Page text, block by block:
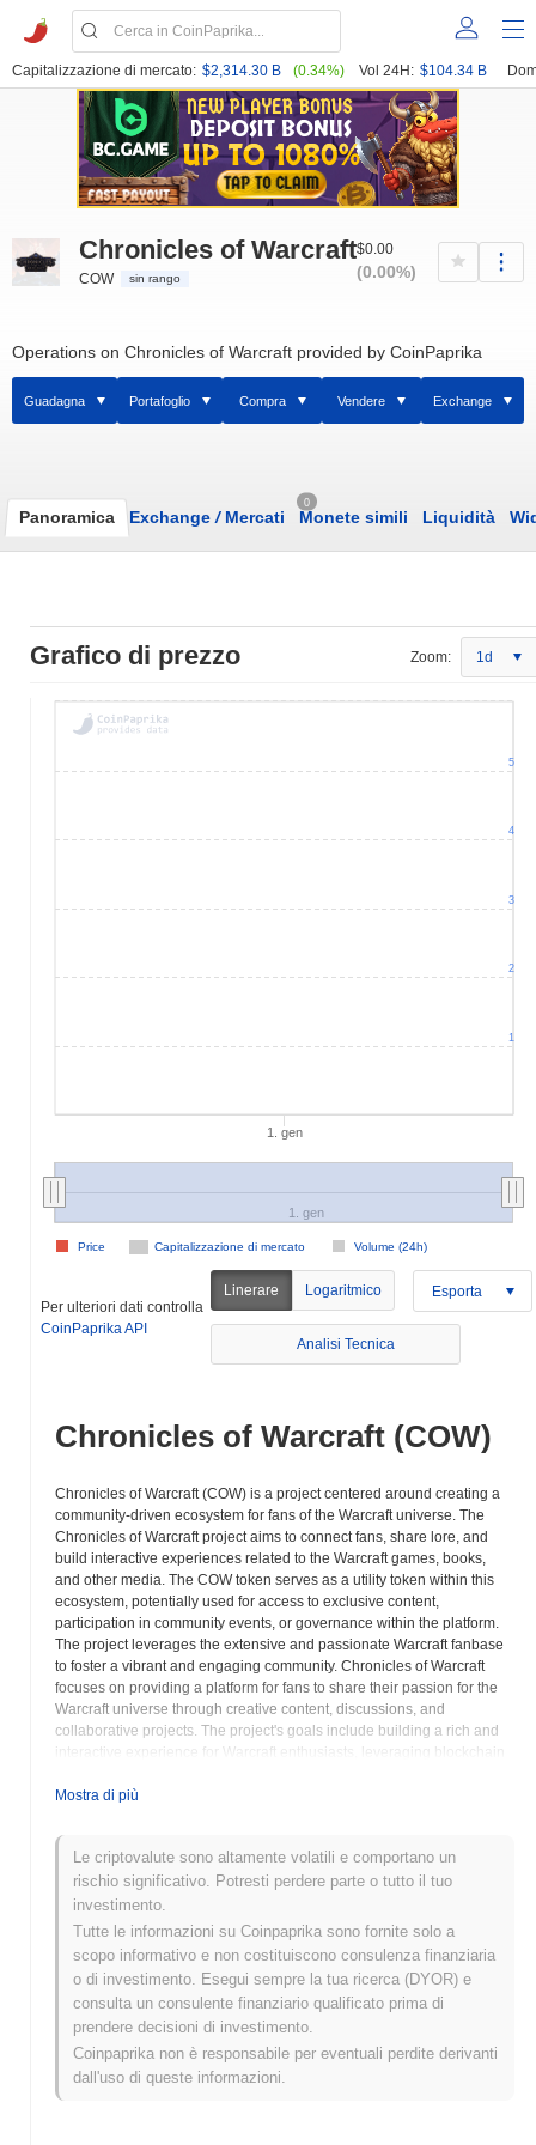
Capitalizzazione di mercato: $2,314.30 B (0.34%) Vol 24H: $104.34 B
Chronicles of Warcraft
COW sin rango
$0.00
(0.00%)
Operations on Chronicles of Warcraft provided by CoinPaprika
Guadagna Portafoglio Compra Vendere Exchange
Panoramica Exchange /Mercati
0
Monete simili Liquidità
Grafico di prezzo Zoom: 1d
1. gen
Capitalizzazione di mercato Volume (24h)
Price
1. gen
1
2
3
4
5
Per ulteriori dati controlla
CoinPaprika API
Linerare Logaritmico Esporta
Analisi Tecnica
Chronicles of Warcraft (COW)
Chronicles of Warcraft (COW) is a project centered around creating a
community-driven ecosystem for fans of the Warcraft universe. The
Chronicles of Warcraft project aims to connect fans, share lore, and
build interactive experiences related to the Warcraft games, books,
and other media. The COW token serves as a utility token within this
ecosystem, potentially used for access to exclusive content,
participation in community events, or governance within the platform.
The project leverages the extensive and passionate Warcraft fanbase
to foster a vibrant and engaging community. Chronicles of Warcraft
focuses on providing a platform for fans to share their passion for the
Warcraft universe through creative content, discussions, and
collaborative projects. The project's goals include building a rich and
interactive experience for Warcraft enthusiasts, leveraging blockchain
opportunities. The Chronicles of Warcraft project aims to create a hub
their love for the franchise. This includes developing interactive
elements such as quizzes, polls, and community-driven storytelling
initiatives. The COW token will encourage active participation and
contribution to the Chronicles of Warcraft ecosystem. As the Warcraft
universe continues to expand, Chronicles of Warcraft strives to be the
ultimate online destination for fans of the franchise.
Chronicles of Warcraft (COW) FAQ –
Metriche Chiave e Approfondimenti sul
Mercato
Dove posso acquistare Chronicles of Warcraft
Mostra di più
Le criptovalute sono altamente volatili e comportano un
rischio significativo. Potresti perdere parte o tutto il tuo
investimento.
Tutte le informazioni su Coinpaprika sono fornite solo a
scopo informativo e non costituiscono consulenza finanziaria
o di investimento. Esegui sempre la tua ricerca (DYOR) e
consulta un consulente finanziario qualificato prima di
prendere decisioni di investimento.
Coinpaprika non è responsabile per eventuali perdite derivanti
dall'uso di queste informazioni.